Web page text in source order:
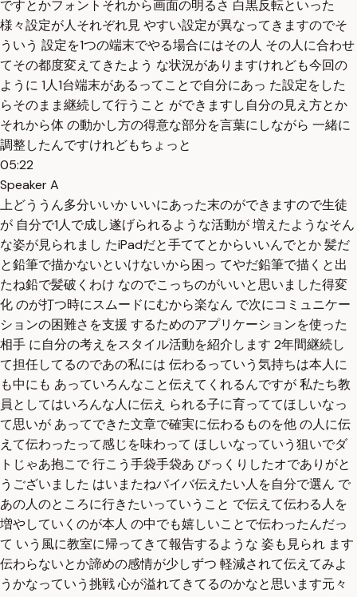
ですとかフォントそれから画面の明るさ 白黒反転といった
様々設定が人それぞれ見 やすい設定が異なってきますのでそ
ういう 設定を1つの端末でやる場合にはその人 その人に合わせ
てその都度変えてきたよう な状況がありますけれども今回の
ように 1人1台端末があるってことで自分にあっ た設定をした
らそのまま継続して行うこと ができますし自分の見え方とか
それから体 の動かし方の得意な部分を言葉にしながら 一緒に
調整したんですけれどもちょっと
05:22
Speaker A
上どううん多分いいか いいにあった末のができますので生徒
が 自分で1人で成し遂げられるような活動が 増えたようなそん
な姿が見られまし たiPadだと手ててとからいいんでとか 髪だ
と鉛筆で描かないといけないから困っ てやだ鉛筆で描くと出
たね鉛で髪破くわけ なのでこっちのがいいと思いました得変
化 のが打つ時にスムードにむから楽なん で次にコミュニケー
ションの困難さを支援 するためのアプリケーションを使った
相手 に自分の考えをスタイル活動を紹介します 2年間継続し
て担任してるのであの私には 伝わるっていう気持ちは本人に
も中にも あっていろんなこと伝えてくれるんですが 私たち教
員としてはいろんな人に伝え られる子に育っててほしいなっ
て思いが あってできた文章で確実に伝わるものを他 の人に伝
えて伝わったって感じを味わって ほしいなっていう狙いでダ
トじゃあ抱こで 行こう手袋手袋あ びっくりしたオでありがと
うございました はいまたねバイバ伝えたい人を自分で選ん で
あの人のところに行きたいっていうこと で伝えて伝わる人を
増やしていくのが本人 の中でも嬉しいことで伝わったんだっ
て いう風に教室に帰ってきて報告するような 姿も見られ ます
伝わらないとか諦めの感情が少しずつ 軽減されて伝えてみよ
うかなっていう挑戦 心が溢れてきてるのかなと思います元々